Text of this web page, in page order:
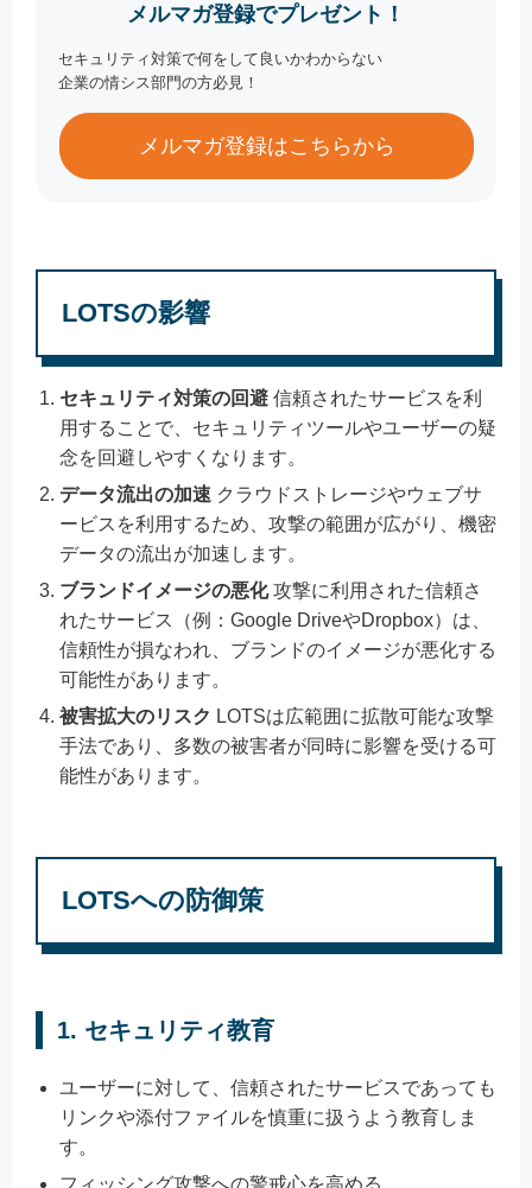
メルマガ登録でプレゼント！
セキュリティ対策で何をして良いかわからない
企業の情シス部門の方必見！
メルマガ登録はこちらから
LOTSの影響
セキュリティ対策の回避 信頼されたサービスを利
用することで、セキュリティツールやユーザーの疑
念を回避しやすくなります。
データ流出の加速 クラウドストレージやウェブサ
ービスを利用するため、攻撃の範囲が広がり、機密
データの流出が加速します。
ブランドイメージの悪化攻撃に利用された信頼さ
れたサービス（例：Google DriveやDropbox）は、
信頼性が損なわれ、ブランドのイメージが悪化する
可能性があります。
被害拡大のリスク LOTSは広範囲に拡散可能な攻撃
手法であり、多数の被害者が同時に影響を受ける可
能性があります。
LOTSへの防御策
1. セキュリティ教育
ユーザーに対して、信頼されたサービスであっても
リンクや添付ファイルを慎重に扱うよう教育しま
す。
フィッシング攻撃への警戒心を高める。